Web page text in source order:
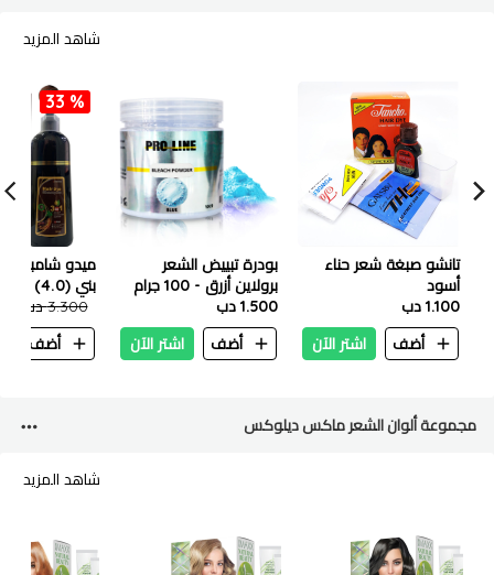
شاهد المزيد
تانشو صبغة شعر حناء
أسود
1.100 دب
أضف
اشتر الآن
بودرة تبييض الشعر
برولاين أزرق - 100 جرام
1.500 دب
أضف
اشتر الآن
33 %
ميدو شامبو
بني (4.0) 500 مل
3.300 دب
أضف
مجموعة ألوان الشعر ماكس ديلوكس
شاهد المزيد